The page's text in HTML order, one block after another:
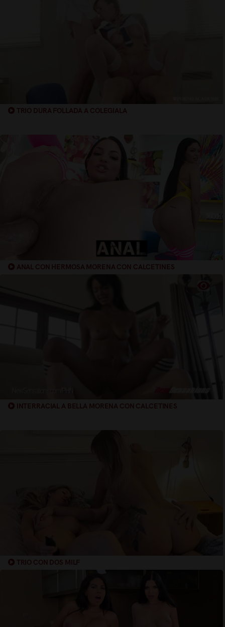
TRIO DURA FOLLADA A COLEGIALA
ANAL CON HERMOSA MORENA CON CALCETINES
INTERRACIAL A BELLA MORENA CON CALCETINES
TRIO CON DOS MILF